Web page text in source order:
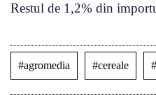
Restul de 1,2% din
#agromedia #cereale